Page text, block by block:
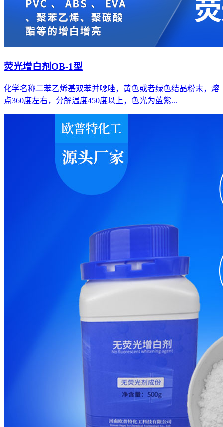
荧光增白剂OB-1型
化学名称二苯乙烯基双苯并噁唑，黄色或者绿色结晶粉末，熔
点360度左右，分解温度450度以上，色光为蓝紫...